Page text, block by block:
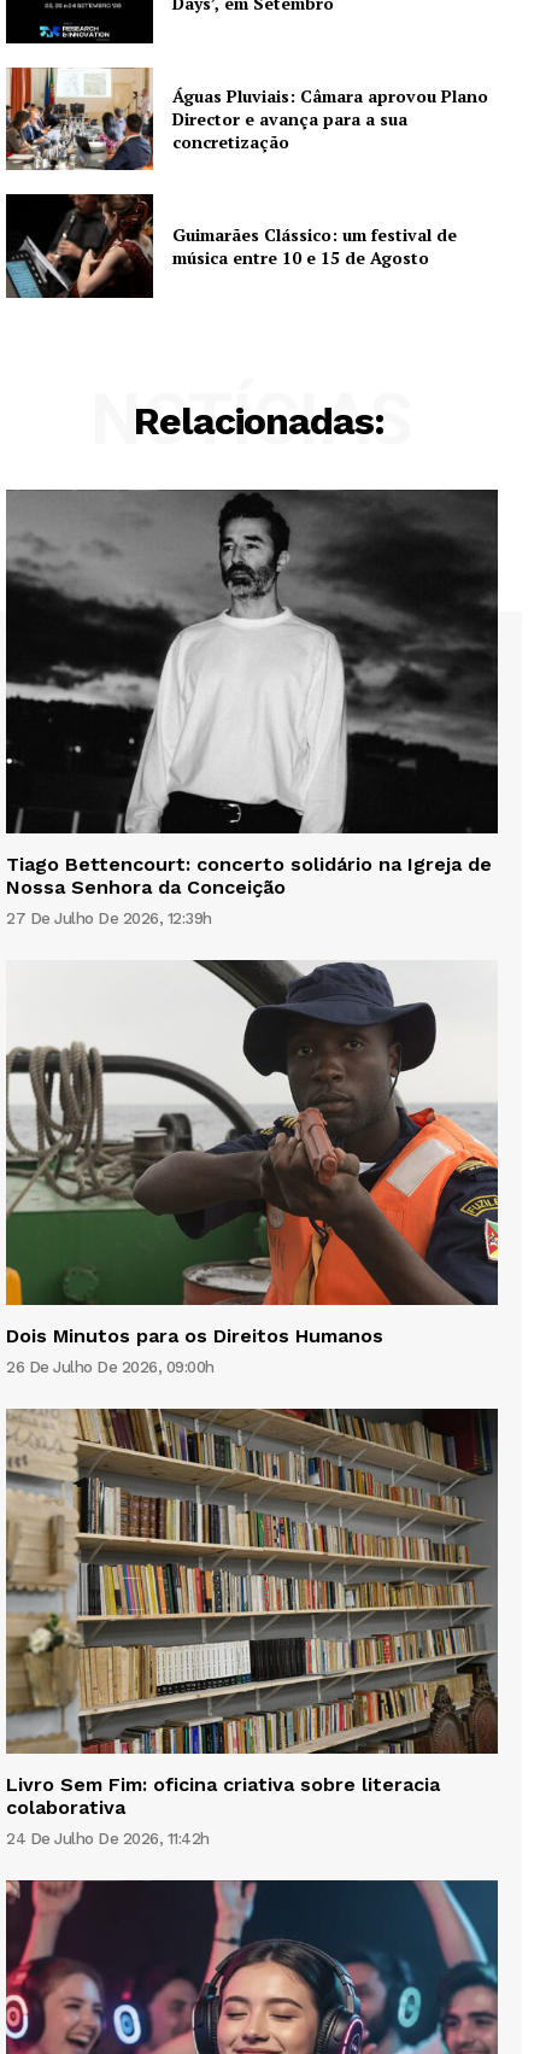
Águas Pluviais: Câmara aprovou Plano
Director e avança para a sua
concretização
Guimarães Clássico: um festival de
música entre 10 e 15 de Agosto
Relacionadas:
NOTÍCIAS
Tiago Bettencourt: concerto solidário na Igreja de
Nossa Senhora da Conceição
27 De Julho De 2026, 12:39h
Dois Minutos para os Direitos Humanos
26 De Julho De 2026, 09:00h
Livro Sem Fim: oficina criativa sobre literacia
colaborativa
24 De Julho De 2026, 11:42h